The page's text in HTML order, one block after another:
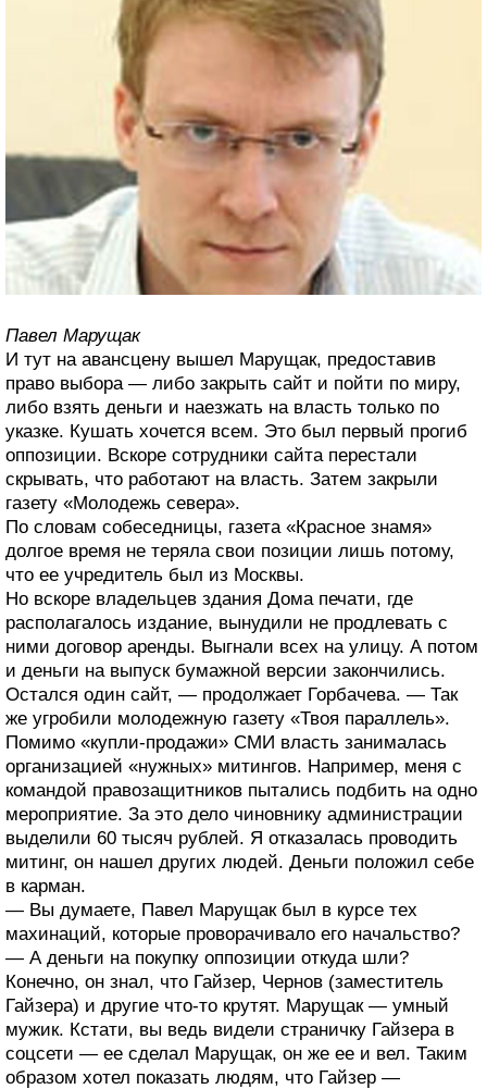
Павел Марущак
И тут на авансцену вышел Марущак, предоставив
право выбора — либо закрыть сайт и пойти по миру,
либо взять деньги и наезжать на власть только по
указке. Кушать хочется всем. Это был первый прогиб
оппозиции. Вскоре сотрудники сайта перестали
скрывать, что работают на власть. Затем закрыли
газету «Молодежь севера».
По словам собеседницы, газета «Красное знамя»
долгое время не теряла свои позиции лишь потому,
что ее учредитель был из Москвы.
Но вскоре владельцев здания Дома печати, где
располагалось издание, вынудили не продлевать с
ними договор аренды. Выгнали всех на улицу. А потом
и деньги на выпуск бумажной версии закончились.
Остался один сайт, — продолжает Горбачева. — Так
же угробили молодежную газету «Твоя параллель».
Помимо «купли-продажи» СМИ власть занималась
организацией «нужных» митингов. Например, меня с
командой правозащитников пытались подбить на одно
мероприятие. За это дело чиновнику администрации
выделили 60 тысяч рублей. Я отказалась проводить
митинг, он нашел других людей. Деньги положил себе
в карман.
— Вы думаете, Павел Марущак был в курсе тех
махинаций, которые проворачивало его начальство?
— А деньги на покупку оппозиции откуда шли?
Конечно, он знал, что Гайзер, Чернов (заместитель
Гайзера) и другие что-то крутят. Марущак — умный
мужик. Кстати, вы ведь видели страничку Гайзера в
соцсети — ее сделал Марущак, он же ее и вел. Таким
образом хотел показать людям, что Гайзер —